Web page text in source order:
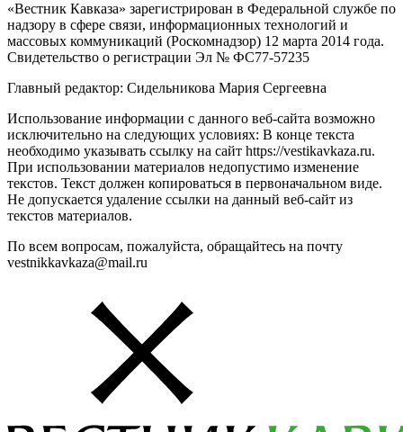
«Вестник Кавказа» зарегистрирован в Федеральной службе по
надзору в сфере связи, информационных технологий и
массовых коммуникаций (Роскомнадзор) 12 марта 2014 года.
Свидетельство о регистрации Эл № ФС77-57235
Главный редактор: Сидельникова Мария Сергеевна
Использование информации с данного веб-сайта возможно
исключительно на следующих условиях: В конце текста
необходимо указывать ссылку на сайт https://vestikavkaza.ru.
При использовании материалов недопустимо изменение
текстов. Текст должен копироваться в первоначальном виде.
Не допускается удаление ссылки на данный веб-сайт из
текстов материалов.
По всем вопросам, пожалуйста, обращайтесь на почту
vestnikkavkaza@mail.ru